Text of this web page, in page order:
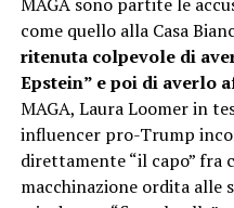
come quello alla Casa
ritenuta colpevole di
Epstein” e poi di averlo
MAGA, Laura Loomer in
influencer pro-Trump
direttamente “il capo” fra
macchinazione ordita alle